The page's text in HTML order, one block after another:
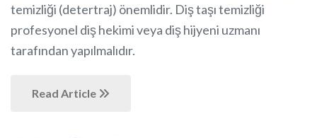
temizliği (detertraj) önemlidir. Diş taşı temizliği
profesyonel diş hekimi veya diş hijyeni uzmanı
tarafından yapılmalıdır.
Read Article